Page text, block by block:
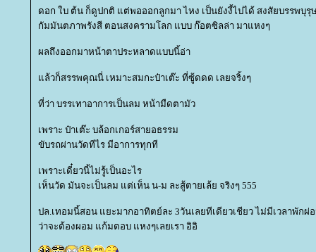
ดอก ใบ ต้น ก็ดูปกติ แต่พอออกลูกมา ไหง เป็นยังงี้ไปได้ สงสัยบรรพบุ
กัมมันตภาพรังสี ตอนสงครามโลก แบบ ก๊อตซิลล่า มาแหงๆ
ผลถึงออกมาหน้าตาประหลาดแบบนี้อ่า
ล้วก็สรรพคุณนี่ เหมาะสมกะป๋าเต๊ะ ที่ซู้ดดด เลยจริ้งๆ
ที่ว่า บรรเทาอาการเป็นลม หน้ามืดตามัว
เพราะ ป๋าเต๊ะ บล้อกเกอร์สายอธรรม
ขับรถผ่านวัดทีไร มีอาการทุกที
เพราะเดี๋ยวนี้ไม่รู้เป็นอะไร
เห็นวัด มันจะเป็นลม แต่เห็น น-ม ละสู้ตายเล้ย จริงๆ 555
ปล.เทอมนี้สอน แยะมากอาทิตย์ละ 3วันเลยทีเดียวเชียว ไม่มีเวลาพัก
ว่าจะต้องผอม แก้มตอบ แหงๆเลยเรา อิอิ